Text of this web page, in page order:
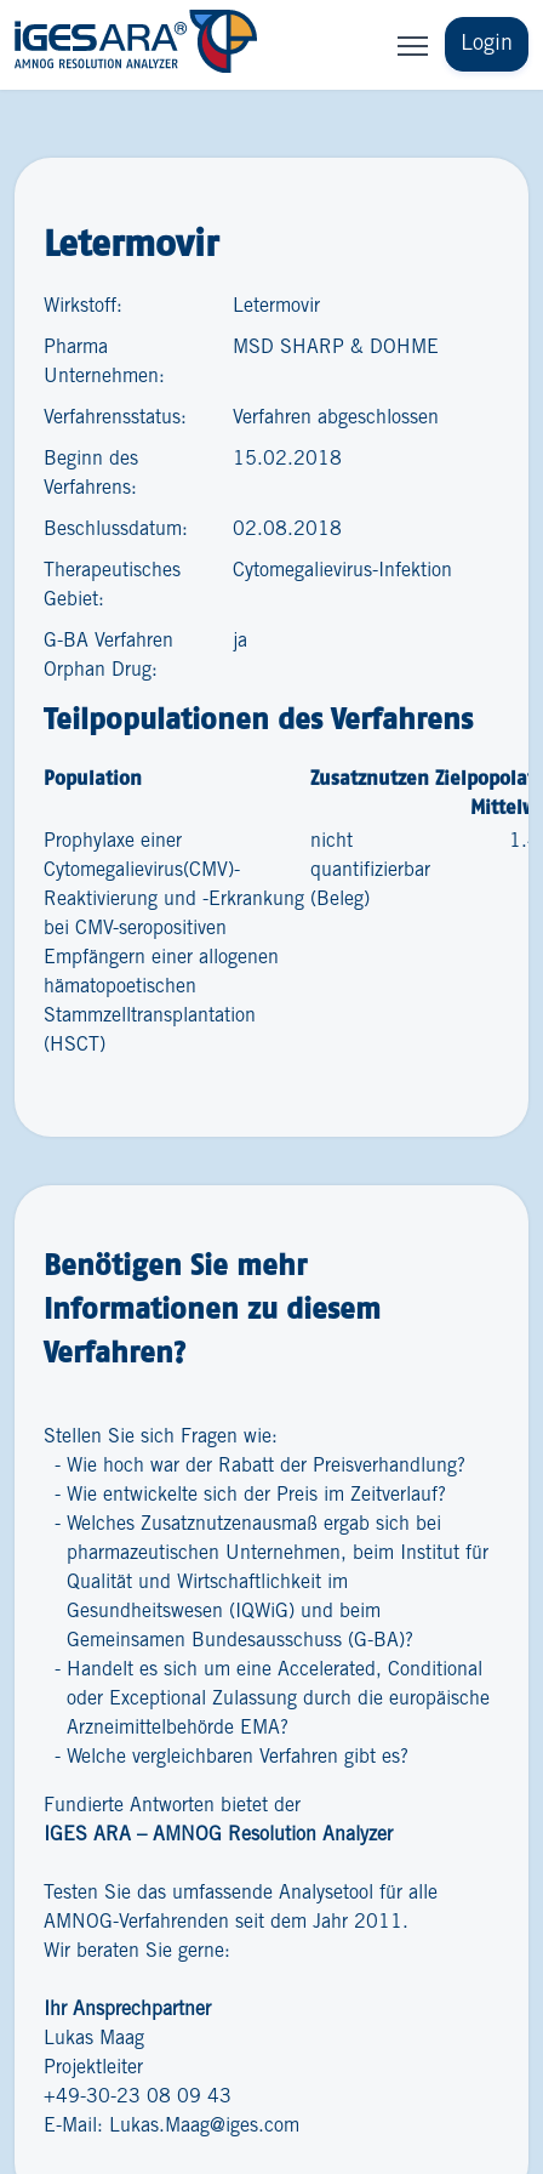
Login
Letermovir
Wirkstoff: Letermovir
Pharma
Unternehmen:
MSD SHARP & DOHME
Verfahrensstatus: Verfahren abgeschlossen
Beginn des
Verfahrens:
15.02.2018
Beschlussdatum: 02.08.2018
Therapeutisches
Gebiet:
Cytomegalievirus-Infektion
G-BA Verfahren
Orphan Drug:
ja
Teilpopulationen des Verfahrens
Population Zusatznutzen
Prophylaxe einer
Cytomegalievirus(CMV)-
Reaktivierung und -Erkrankung
bei CMV-seropositiven
Empfängern einer allogenen
hämatopoetischen
Stammzelltransplantation
(HSCT)
nicht
quantifizierbar
(Beleg)
Benötigen Sie mehr
Informationen zu diesem
Verfahren?
Stellen Sie sich Fragen wie:
Wie hoch war der Rabatt der Preisverhandlung?
Wie entwickelte sich der Preis im Zeitverlauf?
Welches Zusatznutzenausmaß ergab sich bei
pharmazeutischen Unternehmen, beim Institut für
Qualität und Wirtschaftlichkeit im
Gesundheitswesen (IQWiG) und beim
Gemeinsamen Bundesausschuss (G-BA)?
Handelt es sich um eine Accelerated, Conditional
oder Exceptional Zulassung durch die europäische
Arzneimittelbehörde EMA?
Welche vergleichbaren Verfahren gibt es?
Fundierte Antworten bietet der
IGES ARA – AMNOG Resolution Analyzer
Testen Sie das umfassende Analysetool für alle
AMNOG-Verfahrenden seit dem Jahr 2011.
Wir beraten Sie gerne:
Ihr Ansprechpartner
Lukas Maag
Projektleiter
+49-30-23 08 09 43
E-Mail: Lukas.Maag@iges.com